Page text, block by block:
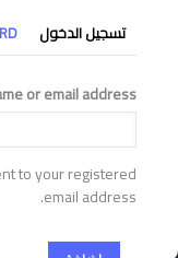
التبويبات
الأساسية
تسجيل الدخول
or email address
to your registered
email address.